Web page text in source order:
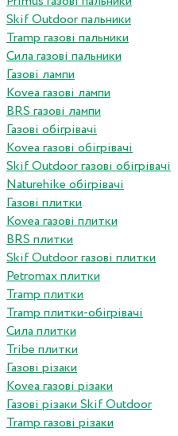
Skif Outdoor пальники
Tramp газові пальники
Сила газові пальники
Газові лампи
Kovea газові лампи
BRS газові лампи
Газові обігрівачі
Kovea газові обігрівачі
Skif Outdoor газові обігрівачі
Naturehike обігрівачі
Газові плитки
Kovea газові плитки
BRS плитки
Skif Outdoor газові плитки
Petromax плитки
Tramp плитки
Tramp плитки-обігрівачі
Сила плитки
Tribe плитки
Газові різаки
Kovea газові різаки
Газові різаки Skif Outdoor
Tramp газові різаки